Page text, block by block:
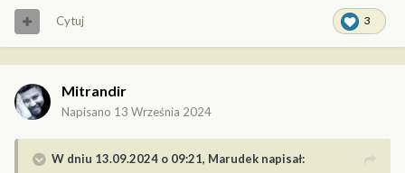
3
Cytuj
Mitrandir
Napisano 13 Września 2024
W dniu 13.09.2024 o 09:21, Marudek napisał: